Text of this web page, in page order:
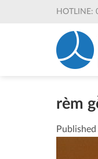
HOTLINE:
rèm
Published